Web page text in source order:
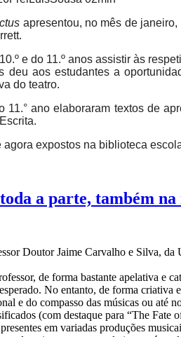
apresentou, no mês de
e do 11.º anos assistir às
deu aos estudantes a
do teatro.
11.° ano elaboraram textos de
expostos na biblioteca
a parte, também
Doutor Jaime Carvalho e Silva,
de forma bastante apelativa e
No entanto, de forma
e do compasso das músicas ou até
(com destaque para “The
em variadas produções